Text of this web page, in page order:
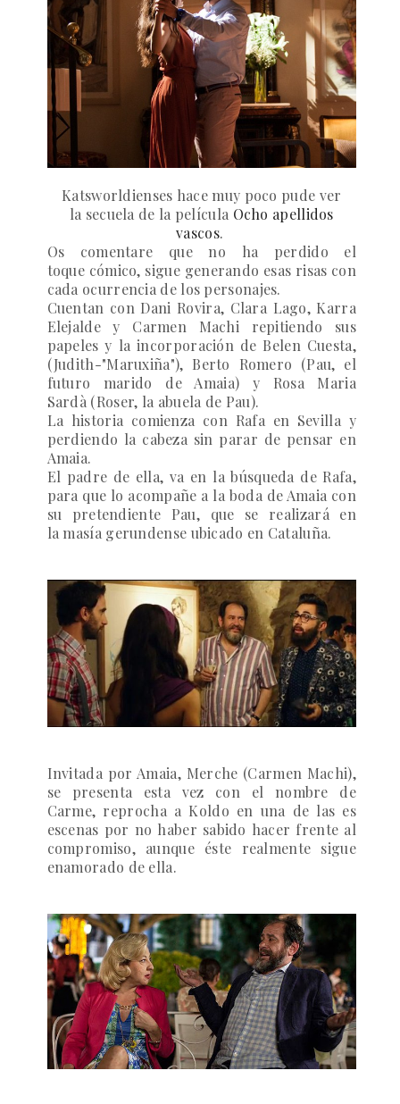
Katsworldienses hace muy poco pude ver
la secuela de la película Ocho apellidos
vascos.
Os comentare que no ha perdido el
toque cómico, sigue generando esas risas con
cada ocurrencia de los personajes.
Cuentan con Dani Rovira, Clara Lago, Karra
Elejalde y Carmen Machi repitiendo sus
papeles y la incorporación de Belen Cuesta,
(Judith-"Maruxiña"), Berto Romero (Pau, el
futuro marido de Amaia) y Rosa Maria
Sardà (Roser, la abuela de Pau).
La historia comienza con Rafa en Sevilla y
perdiendo la cabeza sin parar de pensar en
Amaia.
El padre de ella, va en la búsqueda de Rafa,
para que lo acompañe a la boda de Amaia con
su pretendiente Pau, que se realizará en
la masía gerundense ubicado en Cataluña.
Invitada por Amaia, Merche (Carmen Machi),
se presenta esta vez con el nombre de
Carme, reprocha a Koldo en una de las es
escenas por no haber sabido hacer frente al
compromiso, aunque éste realmente sigue
enamorado de ella.